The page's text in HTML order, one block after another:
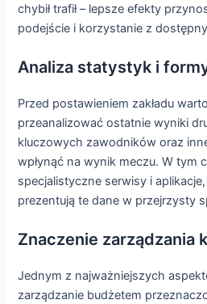
chybił trafił – lepsze efekty
podejście i korzystanie z
Analiza statystyk i
Przed postawieniem zakładu
przeanalizować ostatnie wyniki
kluczowych zawodników oraz
wpłynąć na wynik meczu. W tym
specjalistyczne serwisy i
prezentują te dane w przejrzysty
Znaczenie zarządzania
Jednym z najważniejszych
zarządzanie budżetem